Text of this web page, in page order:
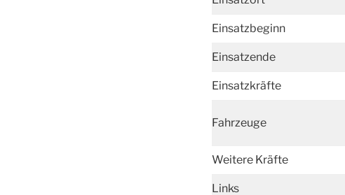
Einsatzbeginn
Einsatzende
Einsatzkräfte
Fahrzeuge
Weitere Kräfte
Links